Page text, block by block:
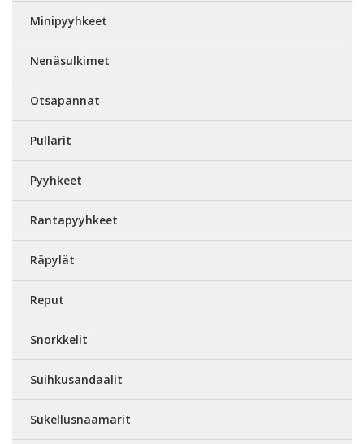
Minipyyhkeet
Nenäsulkimet
Otsapannat
Pullarit
Pyyhkeet
Rantapyyhkeet
Räpylät
Reput
Snorkkelit
Suihkusandaalit
Sukellusnaamarit